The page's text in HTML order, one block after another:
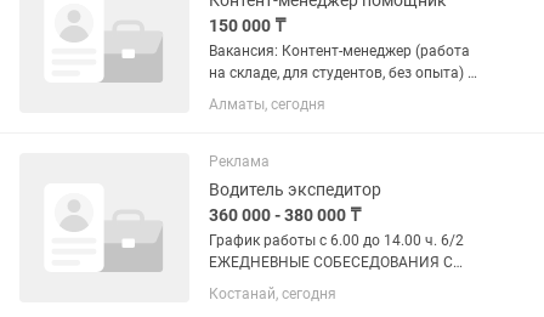
150 000 ₸
Вакансия: Контент-менеджер (работа
на складе, для студентов, без опыта) 📍
Локация: метро Алатау 🕒 График:
Полный рабочий день Ищем
Работа отлично подойдет студентам
и...
Алматы, сегодня
Реклама
Водитель экспедитор
360 000 - 380 000 ₸
График работы с 6.00 до 14.00 ч. 6/2
ЕЖЕДНЕВНЫЕ СОБЕСЕДОВАНИЯ С
10:00 ДО 12:00. АДРЕС:
УЛ.КАРБЫШЕВА 16/1 ПЕКАРНЯ
Костанай, сегодня